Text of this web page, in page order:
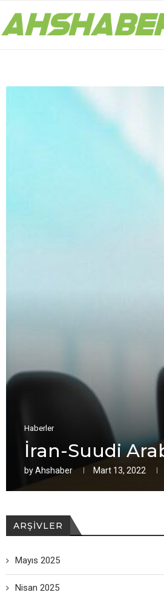
Haberler
İran-Suudi
byAhshaber Mart 13, 2022
ARŞIVLER
Mayıs 2025
Nisan 2025